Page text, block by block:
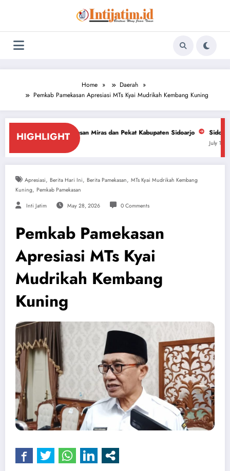
Home
Daerah
Pemkab Pamekasan Apresiasi MTs Kyai Mudrikah Kembang Kuning
HIGHLIGHT
Miras dan Pekat Kabupaten Sidoarjo Sidoarjo Darurat Miras dan
Apresiasi, Berita Hari Ini, Berita Pamekasan, MTs Kyai Mudrikah Kembang
Kuning, Pemkab Pamekasan
Inti Jatim May 28, 2026 0 Comments
Pemkab Pamekasan
Apresiasi MTs Kyai
Mudrikah Kembang
Kuning